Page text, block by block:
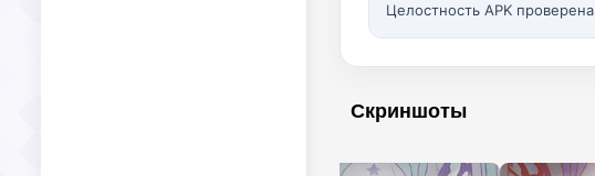
Целостность APK
Скриншоты